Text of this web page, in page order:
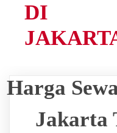
DI
Harga
Jakarta